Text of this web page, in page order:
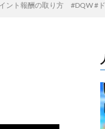
報酬の取り方 #DQW #ド